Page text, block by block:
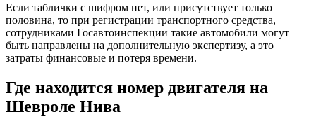
Если таблички с шифром нет, или присутствует только
половина, то при регистрации транспортного средства,
сотрудниками Госавтоинспекции такие автомобили могут
быть направлены на дополнительную экспертизу, а это
затраты финансовые и потеря времени.
Где находится номер двигателя на
Шевроле Нива